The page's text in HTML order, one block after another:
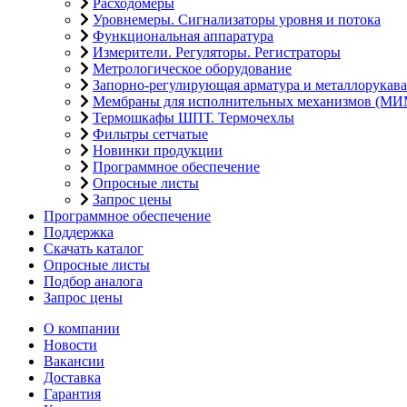
Расходомеры
Уровнемеры. Сигнализаторы уровня и потока
Функциональная аппаратура
Измерители. Регуляторы. Регистраторы
Метрологическое оборудование
Запорно-регулирующая арматура и металлорукава
Мембраны для исполнительных механизмов
Термошкафы ШПТ. Термочехлы
Фильтры сетчатые
Новинки продукции
Программное обеспечение
Опросные листы
Запрос цены
Программное обеспечение
Поддержка
Скачать каталог
Опросные листы
Подбор аналога
Запрос цены
О компании
Новости
Вакансии
Доставка
Гарантия